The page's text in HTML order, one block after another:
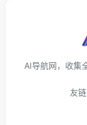
AI导航网，收集
友